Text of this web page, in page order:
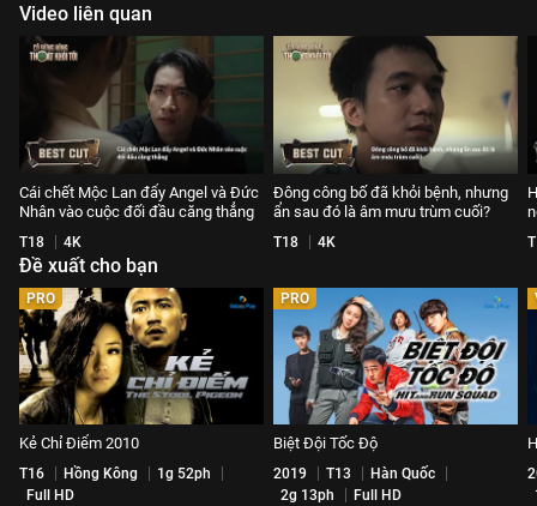
Video liên quan
Cái chết Mộc Lan đẩy Angel và Đức
Nhân vào cuộc đối đầu căng thẳng
T18 4K
Đông công bố đã khỏi bệnh, nhưng
ẩn sau đó là âm mưu trùm cuối?
T18 4K
Đề xuất cho bạn
PRO
Kẻ Chỉ Điểm 2010
T16 Hồng Kông
1g 52ph
Full HD
PRO
Biệt Đội Tốc Độ
2019 T13
Hàn Quốc
2g 13ph
Full HD